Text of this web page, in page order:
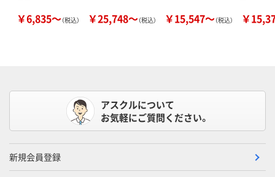
￥6,835～（税込） ￥25,748～（税込） ￥15,547～（税込） ￥
アスクルについて
お気軽にご質問ください。
新規会員登録